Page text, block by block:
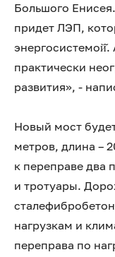
Большого
придет ЛЭП,
энергосистемой̆.
практически
развития», -
Новый мост
метров, длина –
к переправе два
и тротуары.
нагрузкам и
переправа по